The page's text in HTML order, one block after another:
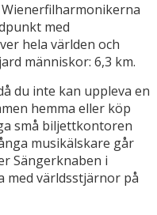
med
hela världen och
människor: 6,3 km.
du inte kan uppleva en
hemma eller köp
små biljettkontoren
musikälskare går
Sängerknaben i
med världsstjärnor på